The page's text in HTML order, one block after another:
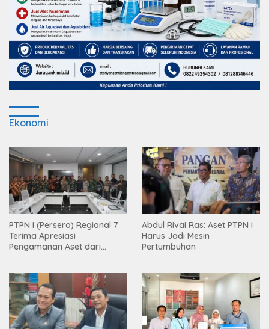
Ekonomi
PTPN I (Persero) Regional 7
Terima Apresiasi
Pengamanan Aset dari
Abdul Rivai Ras: Aset PTPN I
Harus Jadi Mesin
Pertumbuhan